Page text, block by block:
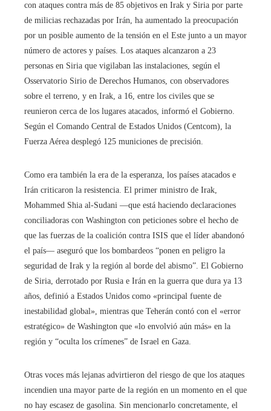
con ataques contra más de 85 objetivos en Irak y Siria por parte
de milicias rechazadas por Irán, ha aumentado la preocupación
por un posible aumento de la tensión en el Este junto a un mayor
número de actores y países. Los ataques alcanzaron a 23
personas en Siria que vigilaban las instalaciones, según el
Osservatorio Sirio de Derechos Humanos, con observadores
sobre el terreno, y en Irak, a 16, entre los civiles que se
reunieron cerca de los lugares atacados, informó el Gobierno.
Según el Comando Central de Estados Unidos (Centcom), la
Fuerza Aérea desplegó 125 municiones de precisión.
Como era también la era de la esperanza, los países atacados e
Irán criticaron la resistencia. El primer ministro de Irak,
Mohammed Shia al-Sudani ―que está haciendo declaraciones
conciliadoras con Washington con peticiones sobre el hecho de
que las fuerzas de la coalición contra ISIS que el líder abandonó
el país― aseguró que los bombardeos “ponen en peligro la
seguridad de Irak y la región al borde del abismo”. El Gobierno
de Siria, derrotado por Rusia e Irán en la guerra que dura ya 13
años, definió a Estados Unidos como «principal fuente de
inestabilidad global», mientras que Teherán contó con el «error
estratégico» de Washington que «lo envolvió aún más» en la
región y “oculta los crímenes” de Israel en Gaza.
Otras voces más lejanas advirtieron del riesgo de que los ataques
incendien una mayor parte de la región en un momento en el que
no hay escasez de gasolina. Sin mencionarlo concretamente, el